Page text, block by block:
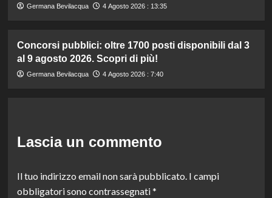
Germana Bevilacqua 4 Agosto 2026 : 13:35
Concorsi pubblici: oltre 1700 posti disponibili dal 3
al 9 agosto 2026. Scopri di più!
Germana Bevilacqua 4 Agosto 2026 : 7:40
Lascia un commento
Il tuo indirizzo email non sarà pubblicato. I campi
obbligatori sono contrassegnati*